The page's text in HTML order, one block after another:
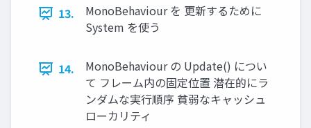
13.
MonoBehaviour を 更新するために
System を使う
14.
MonoBehaviour の Update() につい
て フレーム内の固定位置 潜在的にラ
ンダムな実行順序 貧弱なキャッシュ
ローカリティ